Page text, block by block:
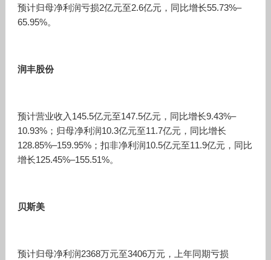
预计归母净利润亏损2亿元至2.6亿元，同比增长55.73%–
65.95%。
润丰股份
预计营业收入145.5亿元至147.5亿元，同比增长9.43%–
10.93%；归母净利润10.3亿元至11.7亿元，同比增长
128.85%–159.95%；扣非净利润10.5亿元至11.9亿元，同比
增长125.45%–155.51%。
贝斯美
预计归母净利润2368万元至3406万元，上年同期亏损